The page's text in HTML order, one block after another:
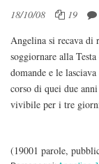
18/10/08 19
Angelina si recava di
soggiornare alla
domande e le
corso di quei due
vivibile per i tre
(19001 parole,